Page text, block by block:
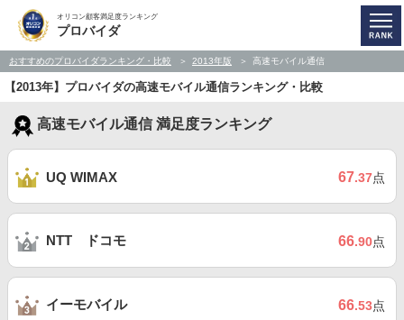
オリコン顧客満足度ランキング
プロバイダ
おすすめのプロバイダランキング・比較 2013年版 高速モバイル通信
【2013年】プロバイダの高速モバイル通信ランキング・比較
高速モバイル通信 満足度ランキング
UQ WIMAX 67.37点
NTT ドコモ 66.90点
イーモバイル 66.53点